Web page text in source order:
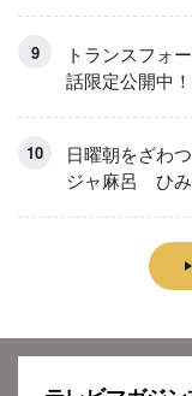
トランスフォ
話限定公開中！
日曜朝をざわ
ジャ麻呂 ひみ